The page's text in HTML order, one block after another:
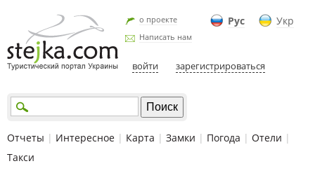
Рус Укр
о проекте
Написать нам
войти зарегистрироваться
Отчеты | Интересное | Карта | Замки | Погода | Отели |
Такси